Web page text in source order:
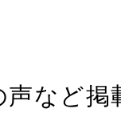
声など掲